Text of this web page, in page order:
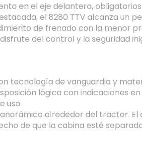
en el eje delantero,
el 8280 TTV alcanza un
de frenado con la menor
del control y la seguridad
tecnología de vanguardia y
lógica con indicaciones
uso.
alrededor del tractor. El
de que la cabina esté